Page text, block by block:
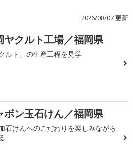
2026/08/07 更新
ヤクルト工場／福岡県
クルト」の生産工程を見学
ボン玉石けん／福岡県
石けんへのこだわりを楽しみながら